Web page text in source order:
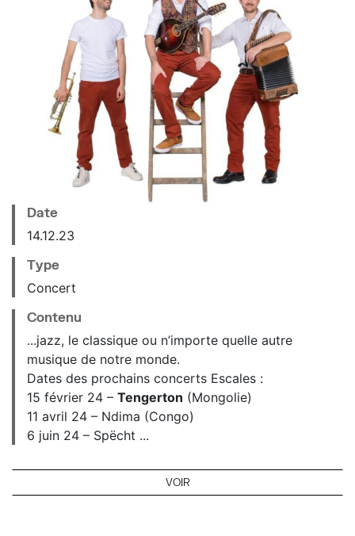
Date
14.12.23
Type
Concert
Contenu
...jazz, le classique ou n’importe quelle autre
musique de notre monde.
Dates des prochains concerts Escales :
15 février 24 – Tengerton (Mongolie)
11 avril 24 – Ndima (Congo)
6 juin 24 – Spëcht ...
VOIR